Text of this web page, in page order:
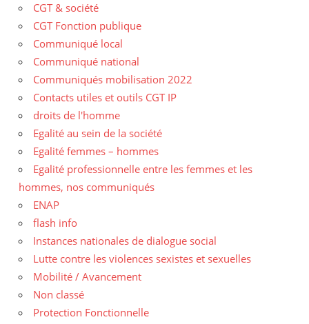
CGT & société
CGT Fonction publique
Communiqué local
Communiqué national
Communiqués mobilisation 2022
Contacts utiles et outils CGT IP
droits de l'homme
Egalité au sein de la société
Egalité femmes – hommes
Egalité professionnelle entre les femmes et les
hommes, nos communiqués
ENAP
flash info
Instances nationales de dialogue social
Lutte contre les violences sexistes et sexuelles
Mobilité / Avancement
Non classé
Protection Fonctionnelle